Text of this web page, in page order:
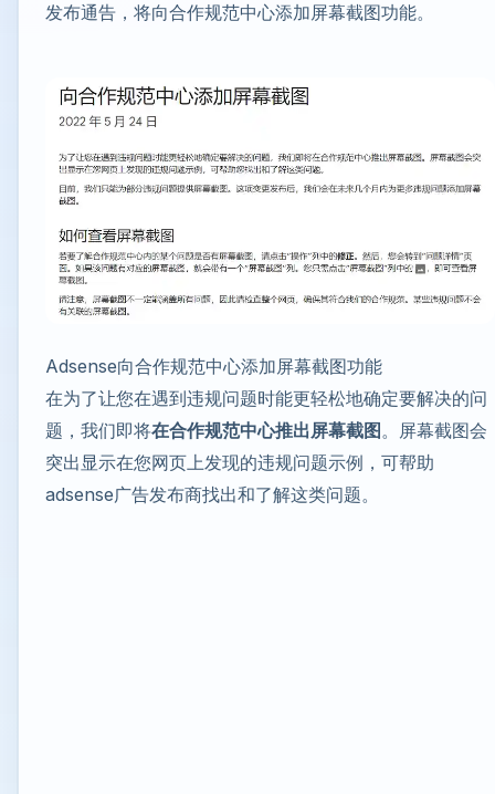
发布通告，将向合作规范中心添加屏幕截图功能。
Adsense向合作规范中心添加屏幕截图功能
在为了让您在遇到违规问题时能更轻松地确定要解决的问
题，我们即将在合作规范中心推出屏幕截图。屏幕截图会
突出显示在您网页上发现的违规问题示例，可帮助
adsense广告发布商找出和了解这类问题。